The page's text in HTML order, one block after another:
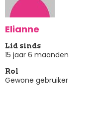
Elianne
Lid sinds
15 jaar 6 maanden
Rol
Gewone gebruiker